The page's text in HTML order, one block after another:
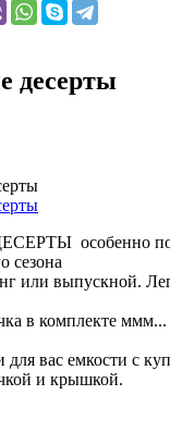
десерты
особенно
сезона
или выпускной.
в комплекте ммм...
вас емкости с
и крышкой.